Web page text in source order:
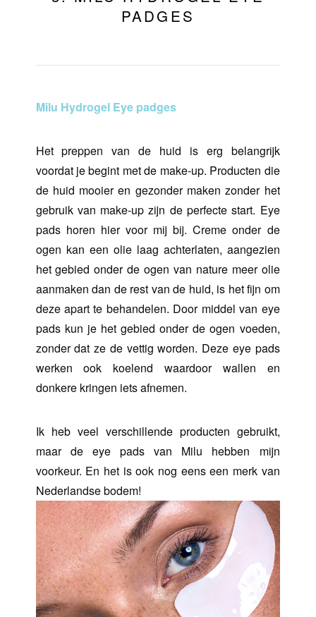
PADGES
Milu Hydrogel Eye padges
Het preppen van de huid is erg belangrijk
voordat je begint met de make-up. Producten die
de huid mooier en gezonder maken zonder het
gebruik van make-up zijn de perfecte start. Eye
pads horen hier voor mij bij. Creme onder de
ogen kan een olie laag achterlaten, aangezien
het gebied onder de ogen van nature meer olie
aanmaken dan de rest van de huid, is het fijn om
deze apart te behandelen. Door middel van eye
pads kun je het gebied onder de ogen voeden,
zonder dat ze de vettig worden. Deze eye pads
werken ook koelend waardoor wallen en
donkere kringen iets afnemen.
Ik heb veel verschillende producten gebruikt,
maar de eye pads van Milu hebben mijn
voorkeur. En het is ook nog eens een merk van
Nederlandse bodem!